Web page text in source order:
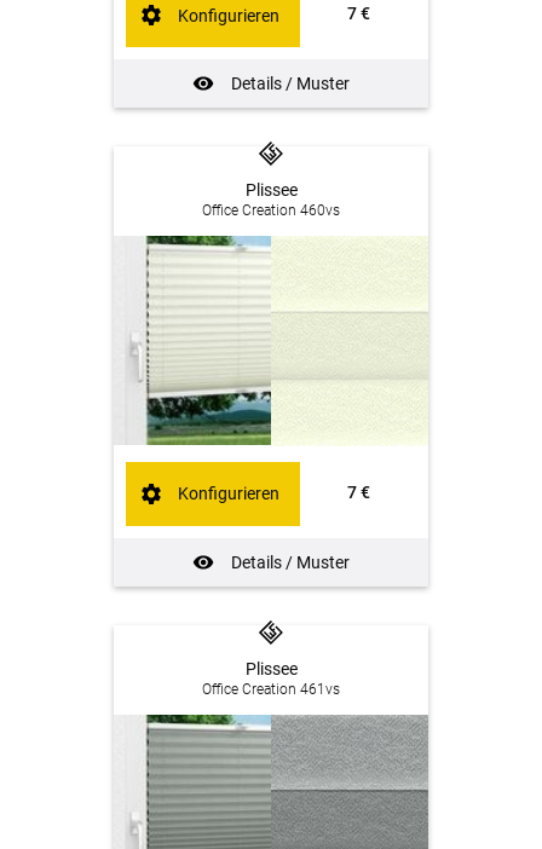
7 €
Details / Muster
Konfigurieren
Plissee
Office Creation 460vs
7 €
Details / Muster
Konfigurieren
Plissee
Office Creation 461vs